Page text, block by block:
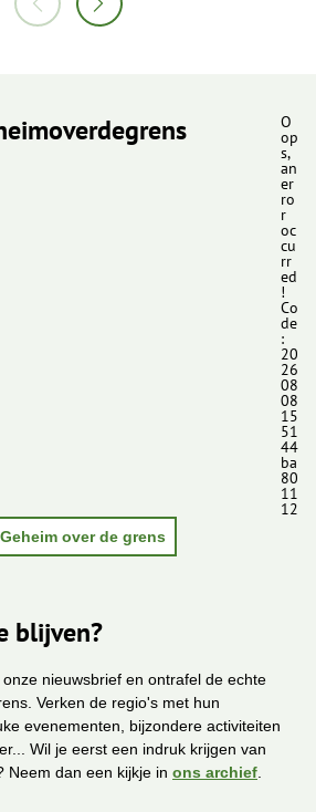
O
op
s,
an
er
ro
r
oc
cu
rr
ed
!
Co
de
:
20
26
08
08
15
51
44
ba
80
11
12
Geheim over de grens
blijven?
nieuwsbrief en ontrafel de echte
Verken de regio's met hun
evenementen, bijzondere activiteiten
Wil je eerst een indruk krijgen van
Neem dan een kijkje in ons archief.